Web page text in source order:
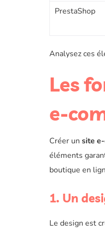
PrestaShop
Analysez ces
Les
e-
Créer un site
éléments
boutique en
1. Un
Le design est